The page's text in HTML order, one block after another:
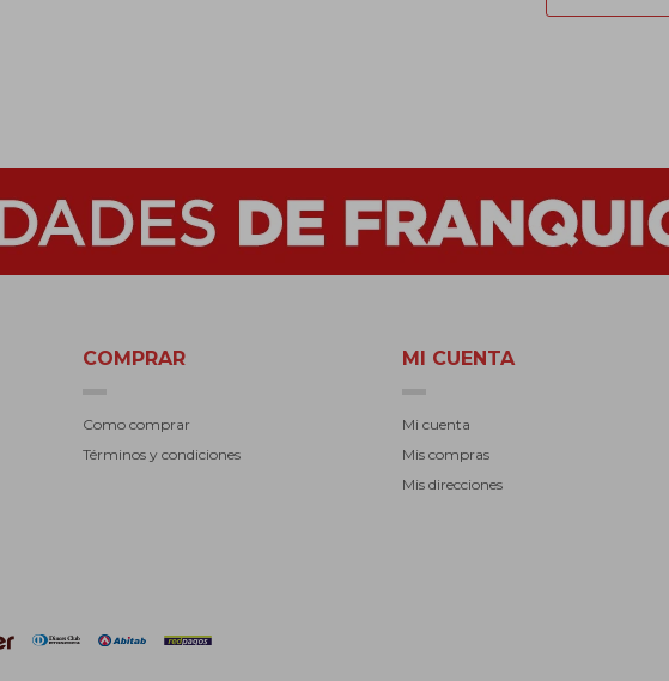
COMPRAR
Como comprar
Términos y condiciones
MI CUENTA
Mi cuenta
Mis compras
Mis direcciones